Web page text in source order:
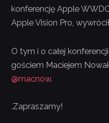
konferencję Apple
Apple Vision Pro,
O tym i o całej
gościem Maciejem
@macnow.
.Zapraszamy!